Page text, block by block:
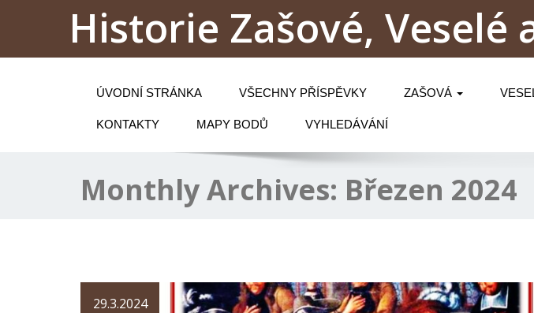
Historie Zašové, Veselé
ÚVODNÍ STRÁNKA VŠECHNY PŘÍSPĚVKY ZAŠOVÁ
KONTAKTY MAPY BODŮ VYHLEDÁVÁNÍ
Monthly Archives: Březen 2024
29.3.2024